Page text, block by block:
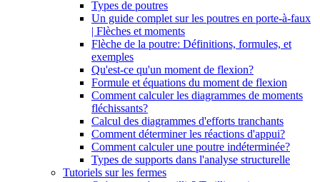
Types de poutres
Un guide complet sur les poutres en porte-à-faux
| Flèches et moments
Flèche de la poutre: Définitions, formules, et
exemples
Qu'est-ce qu'un moment de flexion?
Formule et équations du moment de flexion
Comment calculer les diagrammes de moments
fléchissants?
Calcul des diagrammes d'efforts tranchants
Comment déterminer les réactions d'appui?
Comment calculer une poutre indéterminée?
Types de supports dans l'analyse structurelle
Tutoriels sur les fermes